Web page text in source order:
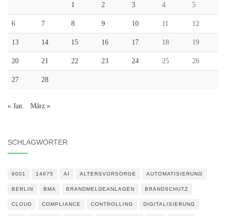
1 2 3 4 5
6 7 8 9 10 11 12
13 14 15 16 17 18 19
20 21 22 23 24 25 26
27 28
« Jan. März »
SCHLAGWÖRTER
9001 14675 AI ALTERSVORSORGE AUTOMATISIERUNG
BERLIN BMA BRANDMELDEANLAGEN BRANDSCHUTZ
CLOUD COMPLIANCE CONTROLLING DIGITALISIERUNG